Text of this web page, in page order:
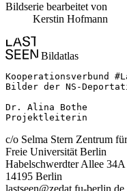
Bildserie bearbeitet von
Kerstin Hofmann
Bildatlas
Kooperationsverbund
Bilder der NS-
Dr. Alina Bothe
Projektleiterin
c/o Selma Stern Zentrum
Freie Universität Berlin
Habelschwerdter Allee 34A
14195 Berlin
lastseen@zedat.fu-berlin.de